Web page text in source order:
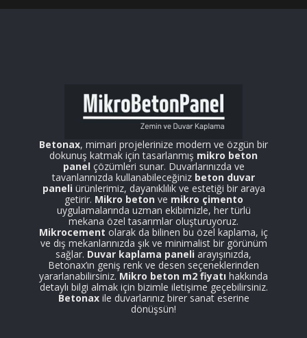
Betonax, mimari projelerinize modern ve özgün bir
dokunuş katmak için tasarlanmış mikro beton
panel çözümleri sunar. Duvarlarınızda ve
tavanlarınızda kullanabileceğiniz beton duvar
paneli ürünlerimiz, dayanıklılık ve estetiği bir araya
getirir. Mikro beton ve mikro çimento
uygulamalarında uzman ekibimizle, her türlü
mekana özel tasarımlar oluşturuyoruz.
Mikrocement olarak da bilinen bu özel kaplama, iç
ve dış mekanlarınızda şık ve minimalist bir görünüm
sağlar. Duvar kaplama paneli arayışınızda,
Betonax’ın geniş renk ve desen seçeneklerinden
yararlanabilirsiniz.Mikro beton m2 fiyatı hakkında
detaylı bilgi almak için bizimle iletişime geçebilirsiniz.
Betonaxile duvarlarınız birer sanat eserine
dönüşsün!